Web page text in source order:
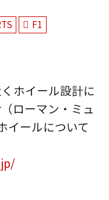
F1
ホイール設計に
ローマン・ミュ
イールについて